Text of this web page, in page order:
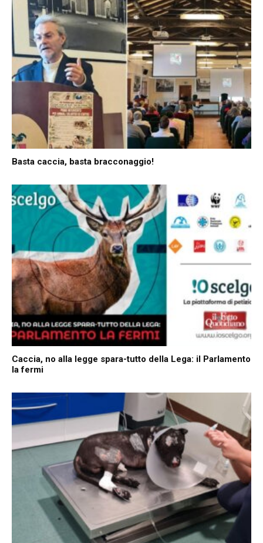
Basta caccia, basta bracconaggio!
Caccia, no alla legge spara-tutto della Lega: il Parlamento
la fermi